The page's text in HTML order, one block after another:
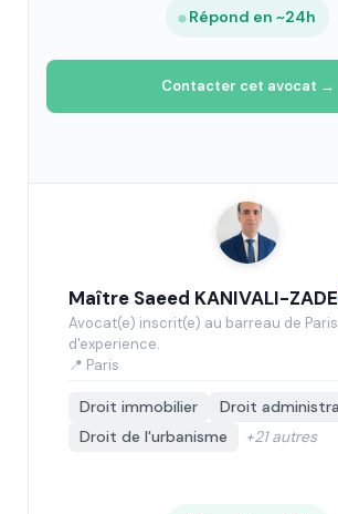
Répond en ~24h
Contacter cet avocat →
Maître Saeed KANIVALI-ZADE
Avocat(e) inscrit(e) au barreau de Paris
d'experience.
📍 Paris
Droit immobilier
Droit
Droit de l'urbanisme
+21 autres